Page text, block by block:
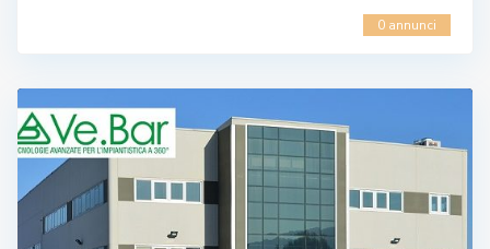
0 annunci